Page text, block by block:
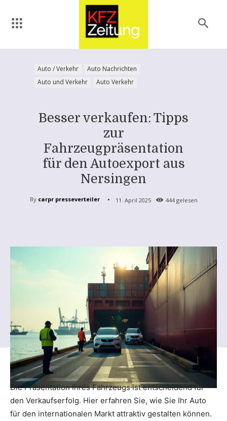
Auto / Verkehr
Auto Nachrichten
Auto und Verkehr
Auto Verkehr
Besser verkaufen: Tipps
zur
Fahrzeugpräsentation
für den Autoexport aus
Nersingen
By carpr presseverteiler 11. April 2025 444gelesen
Die Präsentation Ihres Fahrzeugs ist entscheidend für
den Verkaufserfolg. Hier erfahren Sie, wie Sie Ihr Auto
für den internationalen Markt attraktiv gestalten können.